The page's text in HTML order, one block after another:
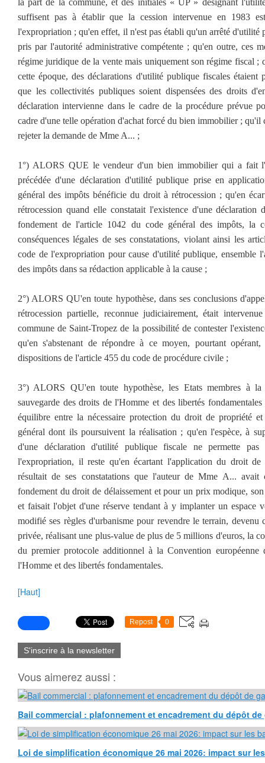
la part de la commune, et des initiales « UP » désignant
suffisent pas à établir que la cession intervenue en 1983
l'expropriation ; qu'en effet, il n'est pas établi qu'un arrêté d'utilité
pris par l'autorité administrative compétente ; qu'en outre, ces
régime juridique de la vente mais uniquement son régime fiscal ;
cette époque, des déclarations d'utilité publique fiscales étaient
que les collectivités publiques soient dispensées des droits
déclaration intervienne dans le cadre de la procédure prévue
cadre d'une telle opération d'achat forcé du bien immobilier ; qu'il
rejeter la demande de Mme A... ;
1°) ALORS QUE le vendeur d'un bien immobilier qui a fait
précédée d'une déclaration d'utilité publique prise en
général des impôts bénéficie du droit à rétrocession ; qu'en
rétrocession quand elle constatait l'existence d'une
fondement de l'article 1042 du code général des impôts, la
conséquences légales de ses constatations, violant ainsi les
code de l'expropriation pour cause d'utilité publique, ensemble
des impôts dans sa rédaction applicable à la cause ;
2°) ALORS QU'en toute hypothèse, dans ses conclusions
rétrocession partielle, reconnue judiciairement, était
commune de Saint-Tropez de la possibilité de contester
qu'en s'abstenant de répondre à ce moyen, pourtant
dispositions de l'article 455 du code de procédure civile ;
3°) ALORS QU'en toute hypothèse, les Etats membres à la
sauvegarde des droits de l'Homme et des libertés
équilibre entre la nécessaire protection du droit de propriété
général dont ils poursuivent la réalisation ; qu'en l'espèce, à
d'une déclaration d'utilité publique fiscale ne permette
l'expropriation, il reste qu'en écartant l'application du droit de
résultait de ses constatations que l'auteur de Mme A...
fondement du droit de délaissement et pour un prix modique,
et faisait l'objet d'une réserve tendant à y implanter un espace
modifié ses règles d'urbanisme pour revendre le terrain, devenu
privée, réalisant une plus-value de plus de 5 millions d'euros, la
du premier protocole additionnel à la Convention européenne
l'Homme et des libertés fondamentales.
[Haut]
Repost 0
S'inscrire à la newsletter
Vous aimerez aussi :
Bail commercial : plafonnement et encadrement du dépôt de
Loi de simplification économique 26 mai 2026: impact sur